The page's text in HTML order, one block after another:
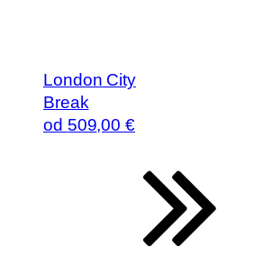
London City
Break
od 509,00 €